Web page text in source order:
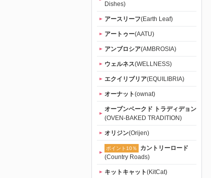
｜初回送料
無料
Dishes)
アースリーフ(Earth Leaf)
アートゥー(AATU)
アンブロシア(AMBROSIA)
ウェルネス(WELLNESS)
エクイリブリア(EQUILIBRIA)
オーナット(ownat)
オーブンベークド トラディデョン
(OVEN-BAKED TRADITION)
オリジン(Orijen)
ポイント10％
カントリーロード
(Country Roads)
キットキャット(KitCat)